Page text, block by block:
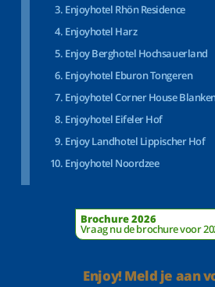
Enjoyhotel Rhön Residence
Enjoyhotel Harz
Enjoy Berghotel Hochsauerland
Enjoyhotel Eburon Tongeren
Enjoyhotel Corner House
Enjoyhotel Eifeler Hof
Enjoy Landhotel Lippischer Hof
Enjoyhotel Noordzee
Brochure 2026
Vraag nu de brochure voor
Enjoy! Meld je aan